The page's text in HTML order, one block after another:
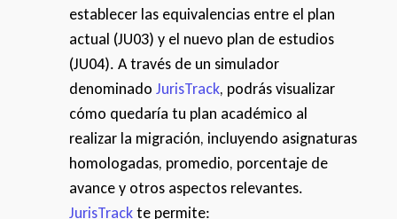
establecer las equivalencias entre el plan
actual (JU03) y el nuevo plan de estudios
(JU04). A través de un simulador
denominado JurisTrack, podrás visualizar
cómo quedaría tu plan académico al
realizar la migración, incluyendo asignaturas
homologadas, promedio, porcentaje de
avance y otros aspectos relevantes.
JurisTrackte permite: